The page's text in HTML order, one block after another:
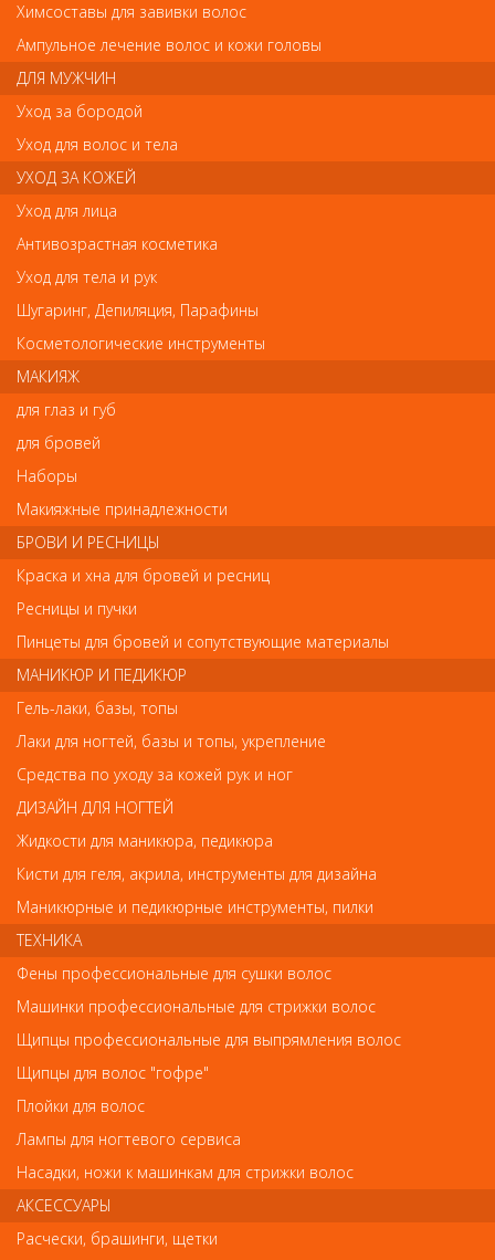
115р.-
В закладки Как оплатить? Как получить?
Средство предназначено для использования перед
процедурой окрашивания для защиты кожи головы. Содержит
растительные компоненты и комплекс витаминов, которые
предотвращают раздражение и зуд.
Отзывы
Ваш отзыв станет первым
Напишите свой отзыв
Комментарий
Имя
Код
Обратите внимание
Внешний вид товара «Элгон ColorCare Сыворотка против
раздражения (1х5мл)» может отличаться от фотографий на
сайте. Несовпадение внешнего вида и комплектности
реального товара с фотографиями и описанием на сайте не
является показателем ненадлежащего качества товара.
Так же советуем посмотреть
Химсоставы для завивки волос
Ампульное лечение волос и кожи головы
ДЛЯ МУЖЧИН
Уход за бородой
Уход для волос и тела
УХОД ЗА КОЖЕЙ
Уход для лица
Антивозрастная косметика
Уход для тела и рук
Шугаринг, Депиляция, Парафины
Косметологические инструменты
МАКИЯЖ
для глаз и губ
для бровей
Наборы
Макияжные принадлежности
БРОВИ И РЕСНИЦЫ
Краска и хна для бровей и ресниц
Ресницы и пучки
Пинцеты для бровей и сопутствующие материалы
МАНИКЮР И ПЕДИКЮР
Гель-лаки, базы, топы
Лаки для ногтей, базы и топы, укрепление
Средства по уходу за кожей рук и ног
ДИЗАЙН ДЛЯ НОГТЕЙ
Жидкости для маникюра, педикюра
Кисти для геля, акрила, инструменты для дизайна
Маникюрные и педикюрные инструменты, пилки
ТЕХНИКА
Фены профессиональные для сушки волос
Машинки профессиональные для стрижки волос
Щипцы профессиональные для выпрямления волос
Щипцы для волос "гофре"
Плойки для волос
Лампы для ногтевого сервиса
Насадки, ножи к машинкам для стрижки волос
АКСЕССУАРЫ
Расчески, брашинги, щетки